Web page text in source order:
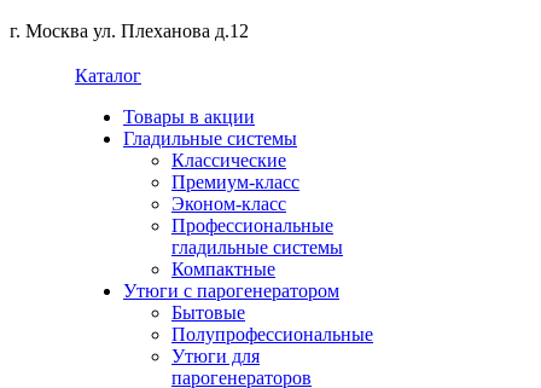
г. Москва ул. Плеханова д.12
Каталог
Товары в акции
Гладильные системы
Классические
Премиум-класс
Эконом-класс
Профессиональные
гладильные системы
Компактные
Утюги с парогенератором
Бытовые
Полупрофессиональные
Утюги для
парогенераторов